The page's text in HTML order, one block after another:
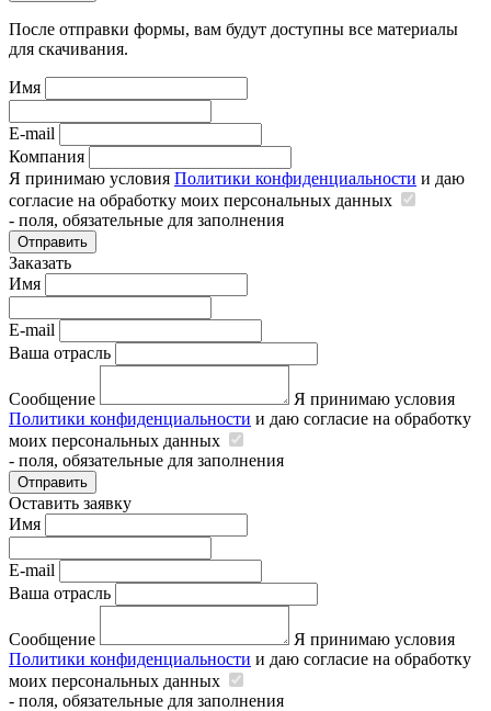
После отправки формы, вам будут доступны все материалы
для скачивания.
Имя
E-mail
Компания
Я принимаю условия Политики конфиденциальности и даю
согласие на обработку моих персональных данных
- поля, обязательные для заполнения
Отправить
Заказать
Имя
E-mail
Ваша отрасль
Сообщение
Я принимаю условия
Политики конфиденциальности и даю согласие на обработку
моих персональных данных
- поля, обязательные для заполнения
Отправить
Оставить заявку
Имя
E-mail
Ваша отрасль
Сообщение
Я принимаю условия
Политики конфиденциальности и даю согласие на обработку
моих персональных данных
- поля, обязательные для заполнения